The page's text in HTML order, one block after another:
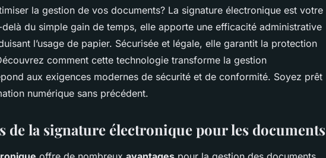
de la
pour vos
la gestion de vos documents? La signature électronique est votre
du simple gain de temps, elle apporte une efficacité administrative
l’usage de papier. Sécurisée et légale, elle garantit la protection
comment cette technologie transforme la gestion
aux exigences modernes de sécurité et de conformité. Soyez prêt
numérique sans précédent.
de la signature électronique pour les documents